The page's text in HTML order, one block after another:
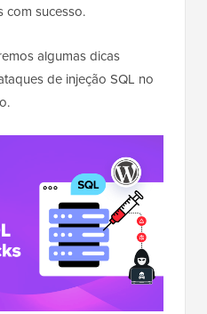
com sucesso.
algumas dicas
de injeção SQL no